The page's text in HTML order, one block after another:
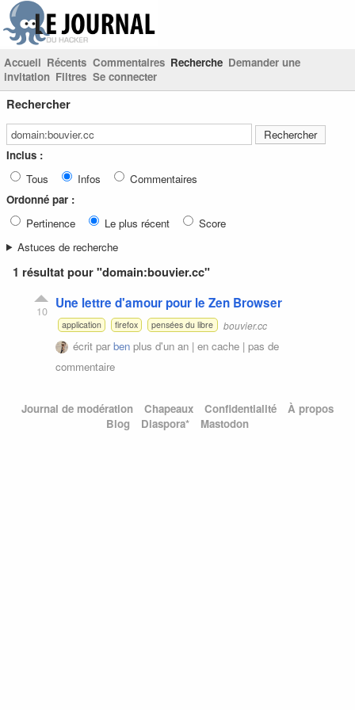
Accueil Récents Commentaires Recherche Demander une
invitation Filtres Se connecter
Rechercher
Inclus :
Tous
Infos
Commentaires
Ordonné par :
Pertinence
Le plus récent
Score
Astuces de recherche
1 résultat pour "domain:bouvier.cc"
10 Une lettre d'amour pour le Zen Browser
application firefox pensées du libre bouvier.cc
écrit parben plus d'un an | en cache | pas de
commentaire
Journal de modération Chapeaux Confidentialité
À propos
Blog
Diaspora* Mastodon